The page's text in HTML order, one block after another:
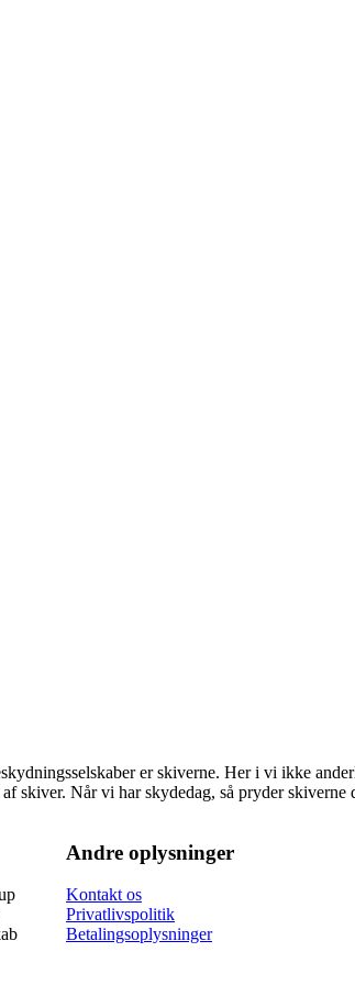
er skiverne. Her i vi ikke
skiver. Når vi har skydedag, så pryder skiverne
Andre oplysninger
Kontakt os
Privatlivspolitik
Betalingsoplysninger